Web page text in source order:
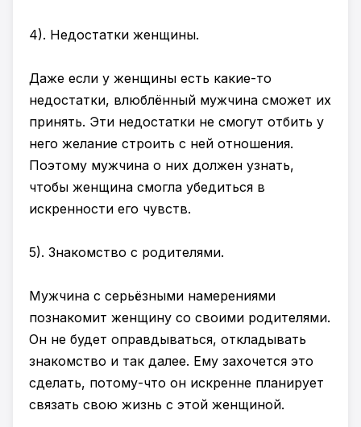
4). Недостатки женщины.
Даже если у женщины есть какие-то
недостатки, влюблённый мужчина сможет их
принять. Эти недостатки не смогут отбить у
него желание строить с ней отношения.
Поэтому мужчина о них должен узнать,
чтобы женщина смогла убедиться в
искренности его чувств.
5). Знакомство с родителями.
Мужчина с серьёзными намерениями
познакомит женщину со своими родителями.
Он не будет оправдываться, откладывать
знакомство и так далее. Ему захочется это
сделать, потому-что он искренне планирует
связать свою жизнь с этой женщиной.